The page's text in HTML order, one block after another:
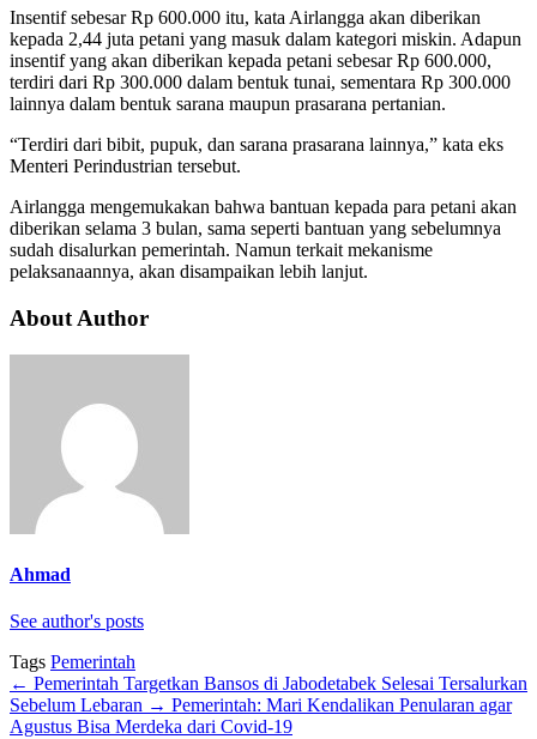
Insentif sebesar Rp 600.000 itu, kata Airlangga akan diberikan
kepada 2,44 juta petani yang masuk dalam kategori miskin. Adapun
insentif yang akan diberikan kepada petani sebesar Rp 600.000,
terdiri dari Rp 300.000 dalam bentuk tunai, sementara Rp 300.000
lainnya dalam bentuk sarana maupun prasarana pertanian.
“Terdiri dari bibit, pupuk, dan sarana prasarana lainnya,” kata eks
Menteri Perindustrian tersebut.
Airlangga mengemukakan bahwa bantuan kepada para petani akan
diberikan selama 3 bulan, sama seperti bantuan yang sebelumnya
sudah disalurkan pemerintah. Namun terkait mekanisme
pelaksanaannya, akan disampaikan lebih lanjut.
About Author
Ahmad
See author's posts
Tags Pemerintah
← Pemerintah Targetkan Bansos di Jabodetabek Selesai Tersalurkan
Sebelum Lebaran → Pemerintah: Mari Kendalikan Penularan agar
Agustus Bisa Merdeka dari Covid-19